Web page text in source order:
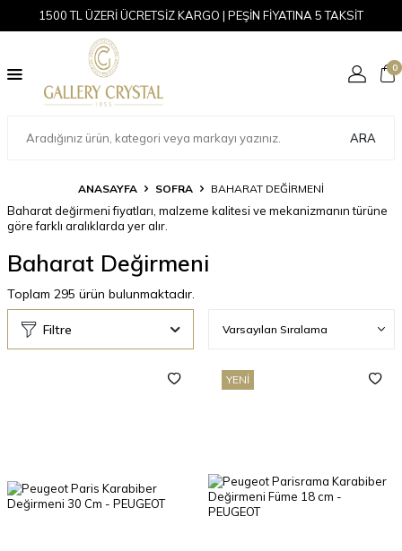
1500 TL ÜZERİ ÜCRETSİZ KARGO | PEŞİN FİYATINA 5 TAKSİT
ARA
0
ANASAYFA SOFRA BAHARAT DEĞIRMENI
Baharat değirmeni fiyatları, malzeme kalitesi ve mekanizmanın türüne
göre farklı aralıklarda yer alır.
Baharat Değirmeni
Toplam 295 ürün bulunmaktadır.
Filtre
YENI